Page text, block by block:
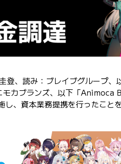
登、読み：ブレイブグループ
カブランズ、以下「Animoca
、資本業務提携を行ったこと